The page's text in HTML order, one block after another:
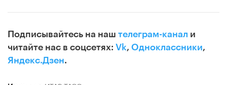
Подписывайтесь на наш телеграм-канал и
читайте нас в соцсетях: Vk, Одноклассники,
Яндекс.Дзен.